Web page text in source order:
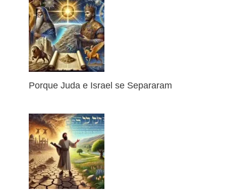
Porque Juda e Israel se Separaram